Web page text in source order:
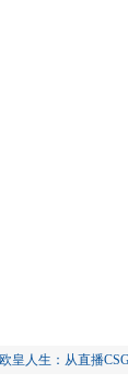
皇人生：从直播